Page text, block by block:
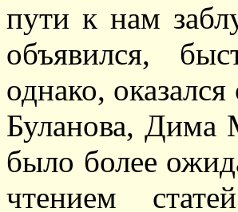
пути к нам
объявился,
однако,
Буланова, Дима
было более
чтением